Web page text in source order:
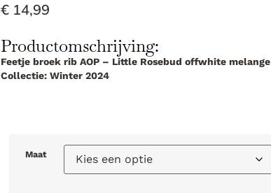
€14,99
Productomschrijving:
Feetje broek rib AOP – Little Rosebud offwhite melange
Collectie: Winter 2024
Maat